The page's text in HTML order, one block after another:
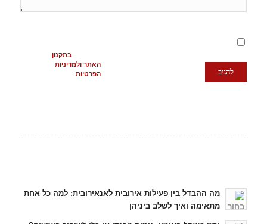
בתקנון
האתר ולמדיניות
הפרטיות
מה ההבדל בין פעילות אירובית לאנאירובית: למה כל אחת
מתאימה ואיך לשלב ביניהן